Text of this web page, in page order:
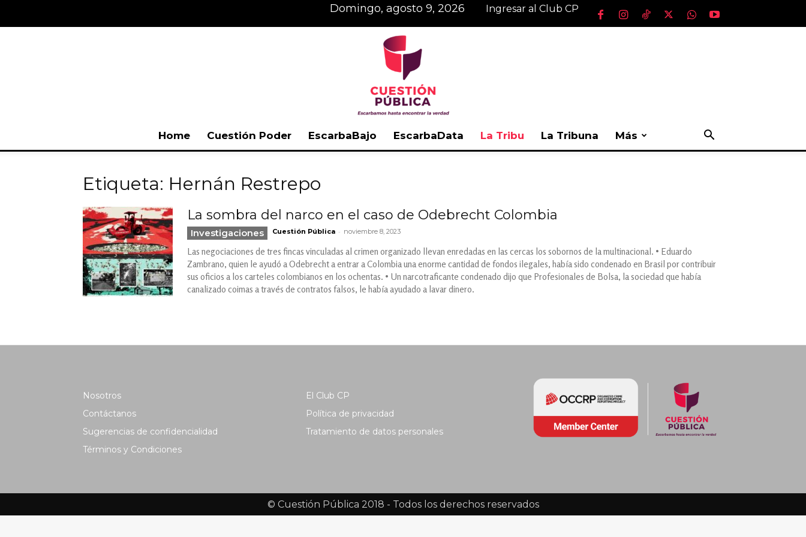
domingo, agosto 9, 2026 Ingresar al Club CP
Home Cuestión Poder EscarbaBajo EscarbaData La Tribu La Tribuna Más
Etiqueta: Hernán Restrepo
La sombra del narco en el caso de Odebrecht Colombia
Investigaciones Cuestión Pública - noviembre 8, 2023
Las negociaciones de tres fincas vinculadas al crimen organizado llevan enredadas en las cercas los sobornos de la multinacional. • Eduardo
Zambrano, quien le ayudó a Odebrecht a entrar a Colombia una enorme cantidad de fondos ilegales, había sido condenado en Brasil por contribuir
sus oficios a los carteles colombianos en los ochentas. • Un narcotraficante condenado dijo que Profesionales de Bolsa, la sociedad que había
canalizado coimas a través de contratos falsos, le había ayudado a lavar dinero.
Nosotros
Contáctanos
Sugerencias de confidencialidad
Términos y Condiciones
El Club CP
Política de privacidad
Tratamiento de datos personales
© Cuestión Pública 2018 - Todos los derechos reservados